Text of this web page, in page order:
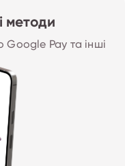
методи
Pay та інші